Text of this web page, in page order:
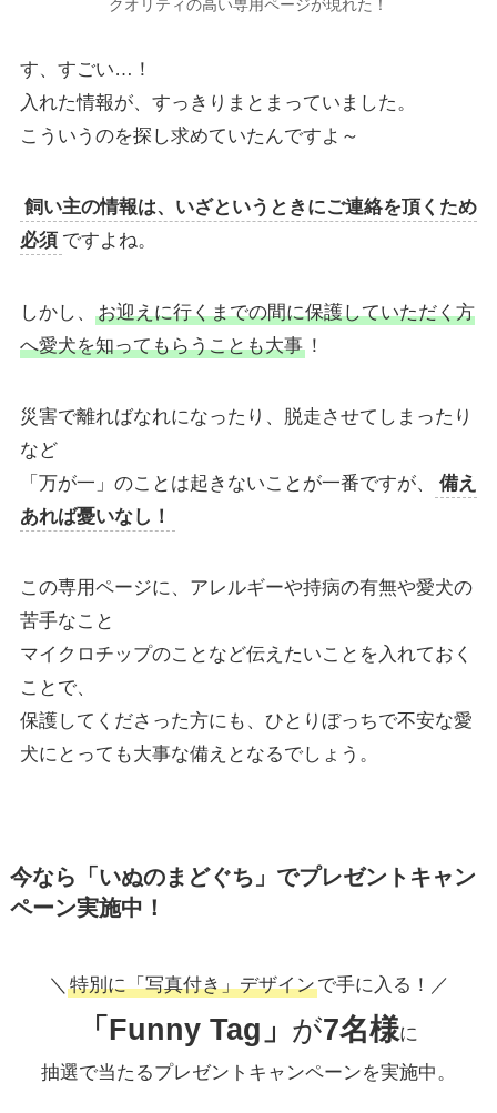
クオリティの高い専用ページが現れた！
す、すごい…！
入れた情報が、すっきりまとまっていました。
こういうのを探し求めていたんですよ～
飼い主の情報は、いざというときにご連絡を頂くため
必須 ですよね。
しかし、
お迎えに行くまでの間に保護していただく方
へ愛犬を知ってもらうことも大事！
災害で離ればなれになったり、脱走させてしまったり
など
「万が一」のことは起きないことが一番ですが、
備え
あれば憂いなし！
この専用ページに、アレルギーや持病の有無や愛犬の
苦手なこと
マイクロチップのことなど伝えたいことを入れておく
ことで、
保護してくださった方にも、ひとりぼっちで不安な愛
犬にとっても大事な備えとなるでしょう。
今なら「いぬのまどぐち」でプレゼントキャン
ペーン実施中！
＼ 特別に「写真付き」デザインで手に入る！／
「Funny Tag」 が7名様に
抽選で当たるプレゼントキャンペーンを実施中。